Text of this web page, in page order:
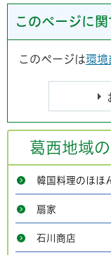
このページに
このページは環境
葛西地域
韓国料理のほほ
扇家
石川商店